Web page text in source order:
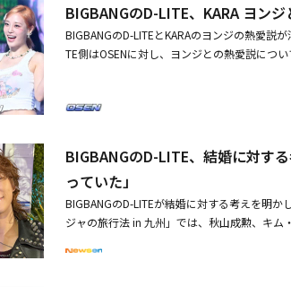
BIGBANGのD-LITE、KARA ヨン
BIGBANGのD-LITEとKARAのヨンジの熱愛説
TE側はOSENに対し、ヨンジとの熱愛説につ
2人の親密な様子から交際中ではないかとい
ことが明らかになっている。D-LITEとヨン
プニングだった。・KARAメンバーやチョン
式に豪華ゲスト集結・BIGBANGのD-LITE、結
ていた」
BIGBANGのD-LITE、結婚に対す
っていた」
BIGBANGのD-LITEが結婚に対する考えを明
ジャの旅行法 in 九州」では、秋山成勲、キム
子のD-LITEは兄たちにスリッパを用意し、